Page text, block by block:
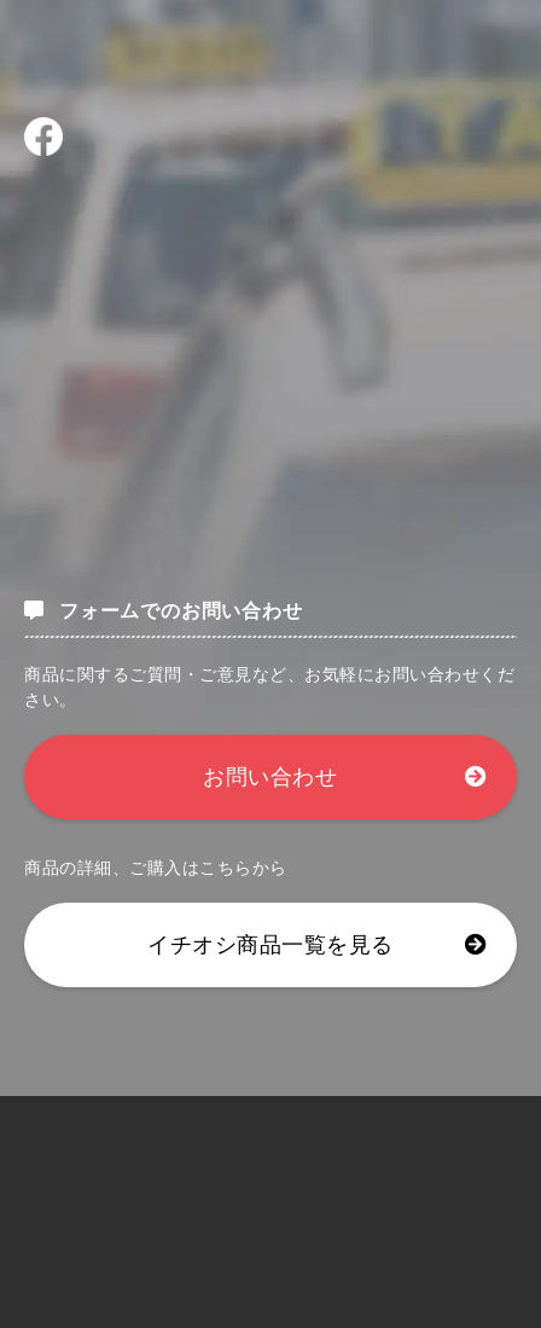
フォームでのお問い合わせ
商品に関するご質問・ご意見など、お気軽にお問い合わせくだ
さい。
お問い合わせ
商品の詳細、ご購入はこちらから
イチオシ商品一覧を見る